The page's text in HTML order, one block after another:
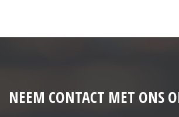
NEEM CONTACT MET ONS